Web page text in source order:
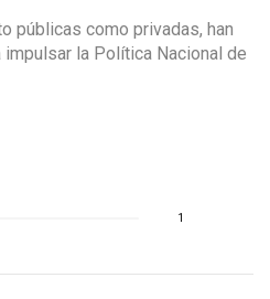
públicas como privadas, han
la Política Nacional de
1